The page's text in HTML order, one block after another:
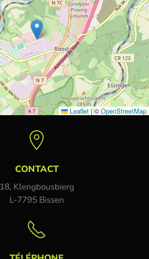
Leaflet | ©OpenStreetMap
CONTACT
18, Klengbousbierg
L-7795 Bissen